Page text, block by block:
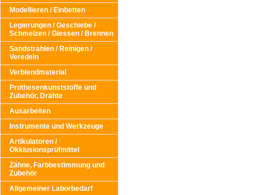
Modellieren / Einbetten
Legierungen / Geschiebe /
Schmelzen / Giessen / Brennen
Sandstrahlen / Reinigen /
Veredeln
Verblendmaterial
Prothesenkunststoffe und
Zubehör, Drähte
Ausarbeiten
Instrumente und Werkzeuge
Artikulatoren /
Okklusionsprüfmittel
Zähne, Farbbestimmung und
Zubehör
Allgemeiner Laborbedarf